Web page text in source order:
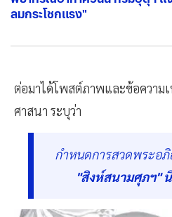
ลมกระโชกแรง"
ต่อมาได้โพสต์ภาพและข้อความ
ศาสนา ระบุว่า
กำหนดการสวดพระอ
"สิงห์สนามศุภฯ"